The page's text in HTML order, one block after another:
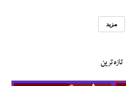
مزید
تازہ ترین